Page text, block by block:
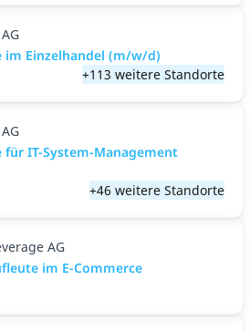
im Einzelhandel (m/w/d)
+113 weitere Standorte
IT-System-Management
+46 weitere Standorte
AG
im E-Commerce